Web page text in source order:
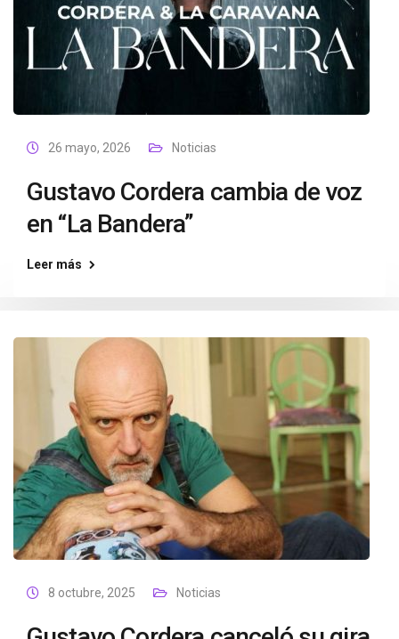
26 mayo, 2026 Noticias
Gustavo Cordera cambia de voz
en “La Bandera”
Leer más
8 octubre, 2025 Noticias